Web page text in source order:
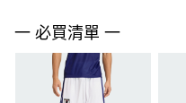
一 必買清單 一